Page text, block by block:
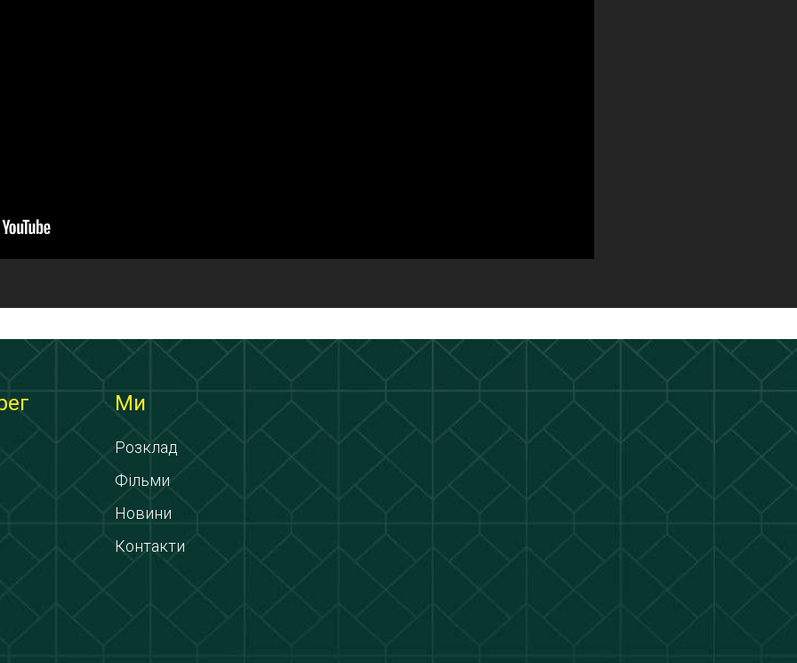
Ми
Розклад
Фільми
Новини
Контакти